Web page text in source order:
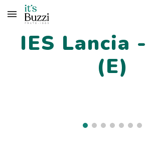
Skip to main content
IES Lancia
(E)